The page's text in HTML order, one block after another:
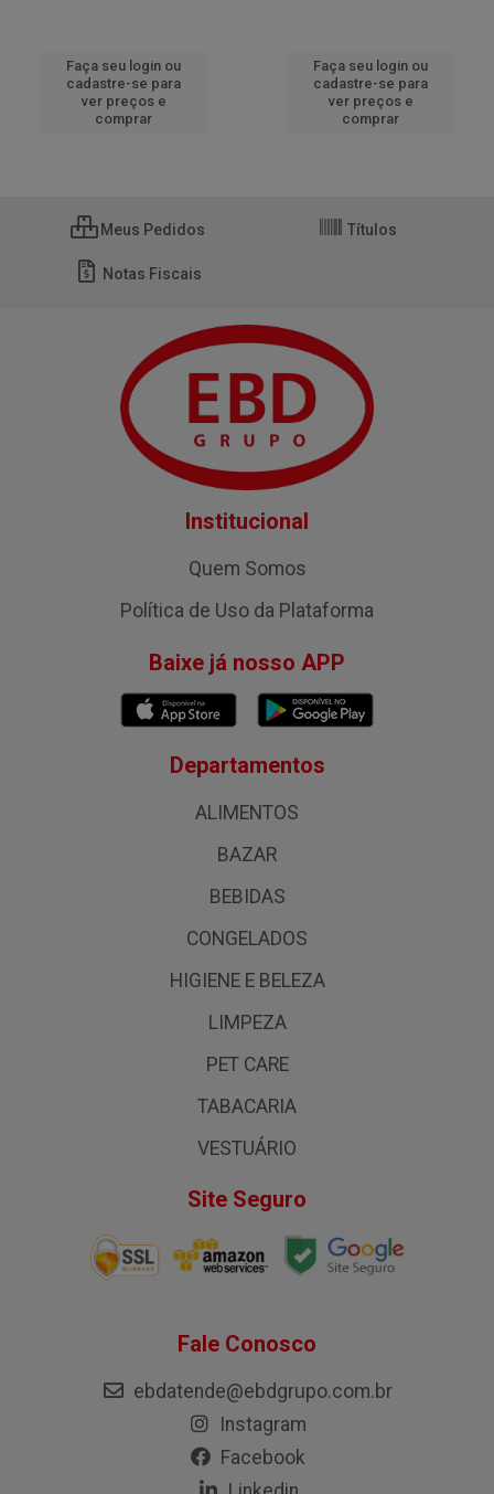
Faça seu login ou
cadastre-se para
ver preços e
comprar
Faça seu login ou
cadastre-se para
ver preços e
comprar
Meus Pedidos Títulos
Notas Fiscais
Institucional
Quem Somos
Política de Uso da Plataforma
Baixe já nosso APP
Departamentos
ALIMENTOS
BAZAR
BEBIDAS
CONGELADOS
HIGIENE E BELEZA
LIMPEZA
PET CARE
TABACARIA
VESTUÁRIO
Site Seguro
Fale Conosco
ebdatende@ebdgrupo.com.br
Instagram
Facebook